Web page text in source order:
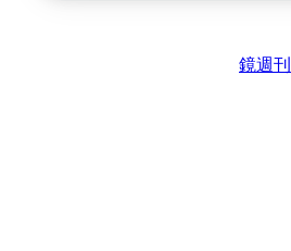
鏡週刊